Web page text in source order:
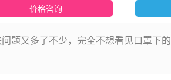
价格咨询
题又多了不少，完全不想看见口罩下